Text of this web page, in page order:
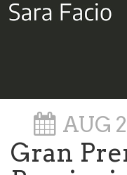
AUG
Gran